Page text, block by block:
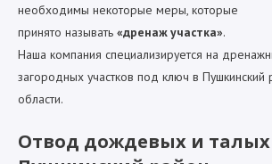
необходимы некоторые меры, которые
принято называть «дренаж участка».
Наша компания специализируется на
загородных участков под ключ в Пушкинский
области.
Отвод дождевых и талых